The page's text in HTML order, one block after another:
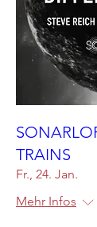
TRAINS
Fr., 24. Jan.
Mehr Infos